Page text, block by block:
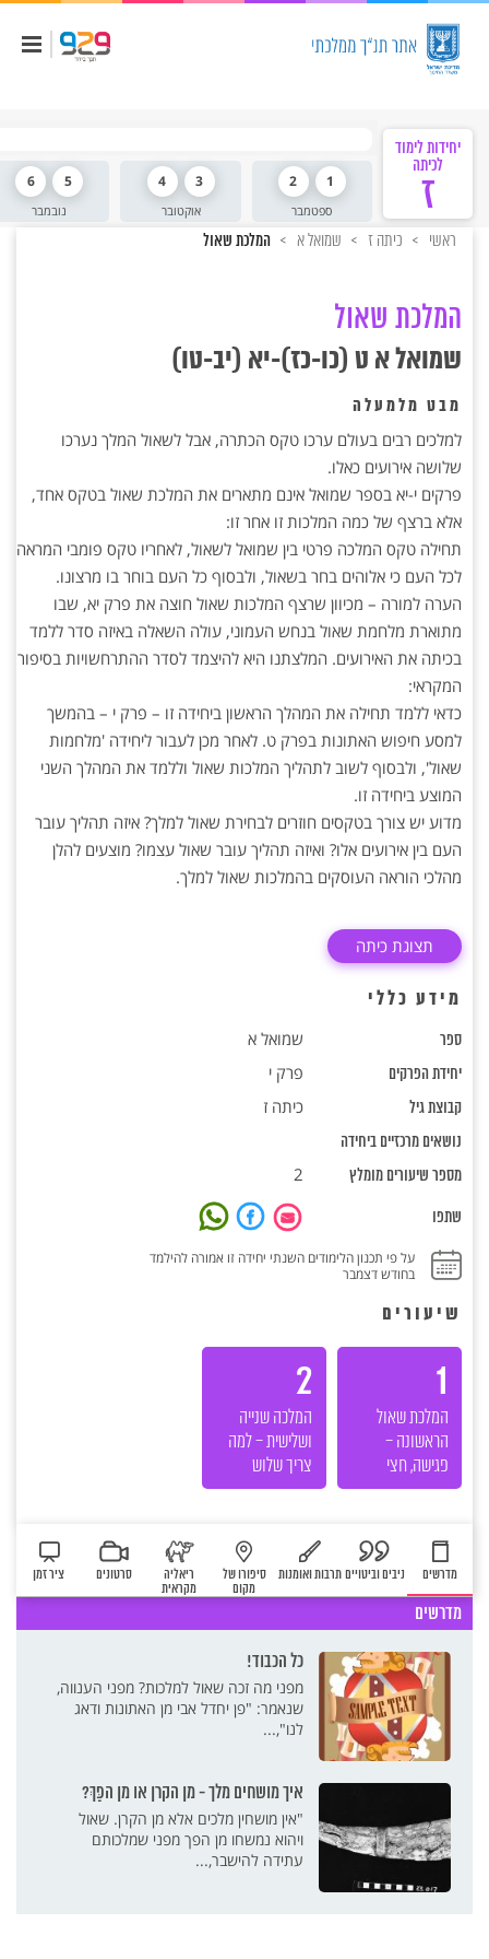
יחידות לימוד
לכיתה
ז ספטמבר
1
2
אוקטובר
3
4
נובמבר
5
6
ראשי כיתה ז שמואל א המלכת שאול
המלכת שאול
שמואל א ט (כו-כז)-יא (יב-טו)
מבט מלמעלה
למלכים רבים בעולם ערכו טקס הכתרה, אבל לשאול המלך נערכו
שלושה אירועים כאלו.
פרקים י-יא בספר שמואל אינם מתארים את המלכת שאול בטקס אחד,
אלא ברצף של כמה המלכות זו אחר זו:
תחילה טקס המלכה פרטי בין שמואל לשאול, לאחריו טקס פומבי המראה
לכל העם כי אלוהים בחר בשאול, ולבסוף כל העם בוחר בו מרצונו.
הערה למורה – מכיוון שרצף המלכות שאול חוצה את פרק יא, שבו
מתוארת מלחמת שאול בנחש העמוני, עולה השאלה באיזה סדר ללמד
בכיתה את האירועים. המלצתנו היא להיצמד לסדר ההתרחשויות בסיפור
המקראי:
כדאי ללמד תחילה את המהלך הראשון ביחידה זו – פרק י – בהמשך
למסע חיפוש האתונות בפרק ט. לאחר מכן לעבור ליחידה 'מלחמות
שאול', ולבסוף לשוב לתהליך המלכות שאול וללמד את המהלך השני
המוצע ביחידה זו.
מדוע יש צורך בטקסים חוזרים לבחירת שאול למלך? איזה תהליך עובר
העם בין אירועים אלו? ואיזה תהליך עובר שאול עצמו? מוצעים להלן
מהלכי הוראה העוסקים בהמלכות שאול למלך.
תצוגת כיתה
מידע כללי
ספר שמואל א
יחידת הפרקים פרק י
קבוצת גיל כיתה ז
נושאים מרכזיים ביחידה
מספר שיעורים מומלץ
2
שתפו
על פי תכנון הלימודים השנתי יחידה זו אמורה להילמד
בחודש דצמבר
שיעורים
1
המלכת שאול
הראשונה –
פגישה, חצי
פגישה
2
המלכה שנייה
ושלישית – למה
צריך שלוש
המלכות?
מדרשים ניבים וביטויים תרבות ואומנות
סיפורו של
מקום
ריאליה
מקראית
סרטונים ציר זמן
מדרשים
כל הכבוד!
מפני מה זכה שאול למלכות? מפני הענווה,
שנאמר: "פן יחדל אבי מן האתונות ודאג
לנו",...
איך מושחים מלך - מן הקרן או מן הפַּךְ?
"אין מושחין מלכים אלא מן הקרן. שאול
ויהוא נמשחו מן הפך מפני שמלכותם
עתידה להישבר,...